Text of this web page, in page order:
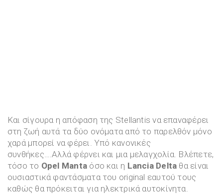
Και σίγουρα η απόφαση της Stellantis να επαναφέρει
στη ζωή αυτά τα δύο ονόματα από το παρελθόν μόνο
χαρά μπορεί να φέρει. Υπό κανονικές
συνθήκες….Αλλά φέρνει και μια μελαγχολία. Βλέπετε,
τόσο το Opel Manta όσο και η Lancia Delta θα είναι
ουσιαστικά φαντάσματα του original εαυτού τους
καθώς θα πρόκειται για ηλεκτρικά αυτοκίνητα.